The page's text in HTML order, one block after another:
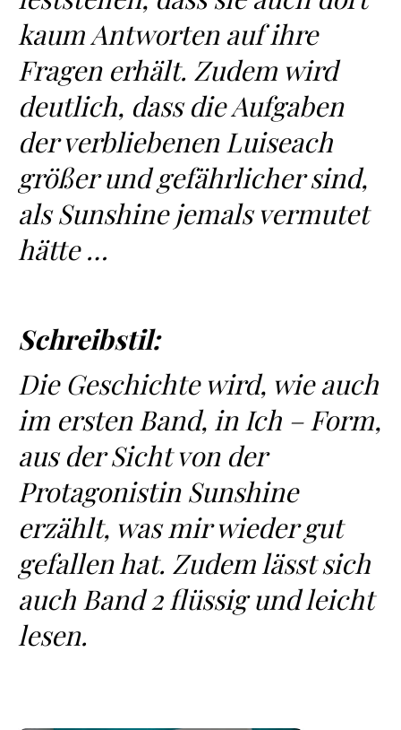
kaum Antworten auf ihre
Fragen erhält. Zudem wird
deutlich, dass die Aufgaben
der verbliebenen Luiseach
größer und gefährlicher sind,
als Sunshine jemals vermutet
hätte …
Schreibstil:
Die Geschichte wird, wie auch
im ersten Band, in Ich – Form,
aus der Sicht von der
Protagonistin Sunshine
erzählt, was mir wieder gut
gefallen hat. Zudem lässt sich
auch Band 2 flüssig und leicht
lesen.